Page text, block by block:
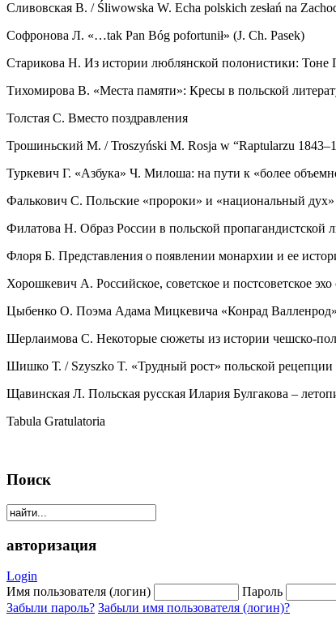
Сливовская В. / Śliwowska W. Echa polskich zesłań na
Софронова Л. «…tak Pan Bóg pofortunił» (J. Ch. Pasek)
Старикова Н. Из истории люблянской полонистики: Тоне
Тихомирова В. «Места памяти»: Кресы в польской
Толстая С. Вместо поздравления
Трошиньский М. / Troszyński M. Rosja w “Raptularzu
Туркевич Г. «Азбука» Ч. Милоша: на пути к «более
Фалькович С. Польские «пророки» и «национальный
Филатова Н. Образ России в польской пропагандистской
Флоря Б. Представления о появлении монархии и ее
Хорошкевич А. Российское, советское и постсоветское эхо
Цыбенко О. Поэма Адама Мицкевича «Конрад
Шерлаимова С. Некоторые сюжеты из истории чешско-
Шишко Т. / Szyszko T. «Трудный рост» польской
Щавинская Л. Польская русская Илария Булгакова –
Tabula Gratulatoria
Поиск
авторизация
Login
Имя пользователя (логин)
Пароль
Забыли пароль? Забыли имя пользователя (логин)?